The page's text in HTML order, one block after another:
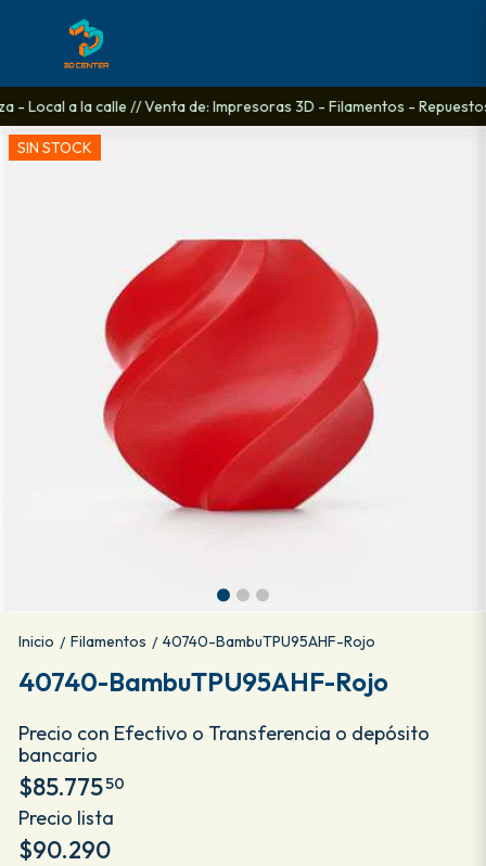
a la calle // Venta de: Impresoras 3D - Filamentos - Repuestos
SIN STOCK
Inicio / Filamentos / 40740-BambuTPU95AHF-Rojo
40740-BambuTPU95AHF-Rojo
Precio con Efectivo o Transferencia o depósito
bancario
$85.77550
Precio lista
$90.290